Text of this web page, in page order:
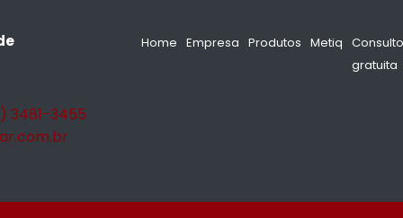
3481-3455
Home Empresa Produtos Metiq
gratuita